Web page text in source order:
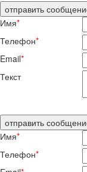
Имя*
Телефон*
Email*
Текст
Имя*
Телефон*